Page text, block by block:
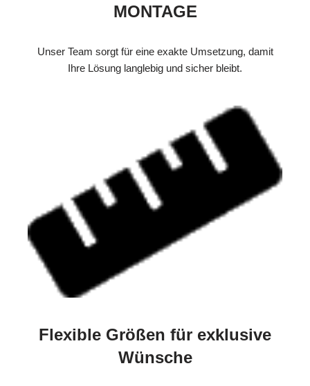
MONTAGE
Unser Team sorgt für eine exakte Umsetzung, damit
Ihre Lösung langlebig und sicher bleibt.
Flexible Größen für exklusive
Wünsche